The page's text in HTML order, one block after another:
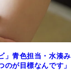
」青色担当・水湊み
が目標なんです」